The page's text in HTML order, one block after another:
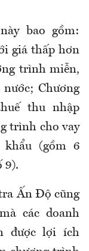
bao gồm:
giá thấp hơn
trình miễn,
Chương
thu nhập
trình cho vay
(gồm 6
9).
Ấn Độ cũng
các doanh
được lợi ích